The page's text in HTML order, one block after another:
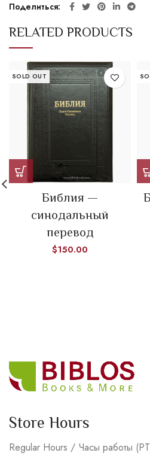
Поделиться
RELATED PRODUCTS
SOLD OUT
Библия —
синодальный
перевод
$150.00
Store Hours
Regular Hours / Часы работы